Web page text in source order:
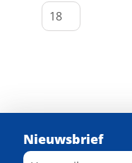
Nieuwsbrief